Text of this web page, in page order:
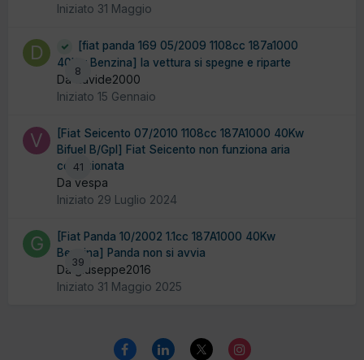
Iniziato 31 Maggio
8
[fiat panda 169 05/2009 1108cc 187a1000
40Kw Benzina] la vettura si spegne e riparte
Da davide2000
Iniziato 15 Gennaio
41
[Fiat Seicento 07/2010 1108cc 187A1000 40Kw
Bifuel B/Gpl] Fiat Seicento non funziona aria
condizionata
Da vespa
Iniziato 29 Luglio 2024
39
[Fiat Panda 10/2002 1.1cc 187A1000 40Kw
Benzina] Panda non si avvia
Da giuseppe2016
Iniziato 31 Maggio 2025